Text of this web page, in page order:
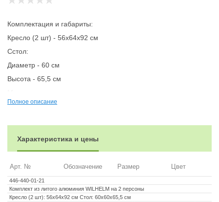
Комплектация и габариты:
Кресло (2 шт) - 56х64х92 см
Сстол:
Диаметр - 60 см
Высота - 65,5 см
Материал каркаса – литой алюминий
ткань)
Цвет комплекта - бронзовый
Цвет подушек – бежевый
Дополнительная информация:
Полное описание
Характеристика и цены
Арт. № Обозначение Размер Цвет
446-440-01-21
Комплект из литого алюминия WILHELM на 2 персоны
Кресло (2 шт): 56х64х92 см Стол: 60х60х65,5 см